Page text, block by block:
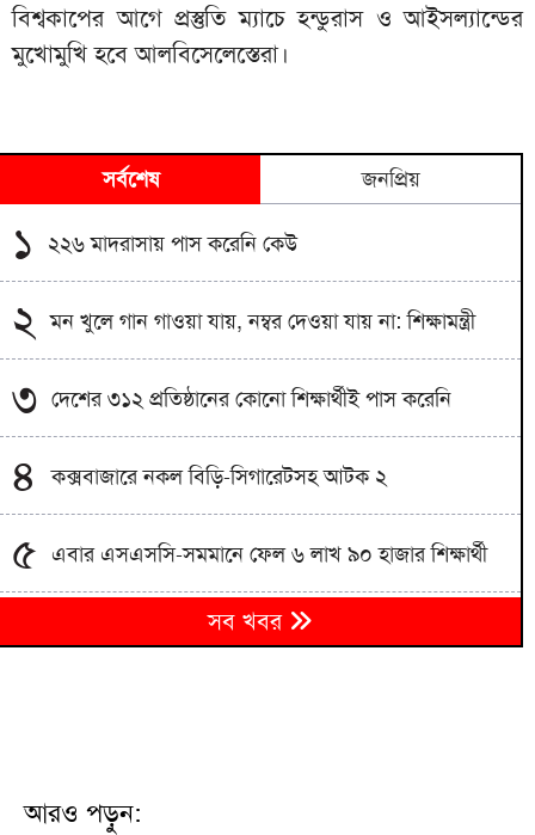
বিশ্বকাপের আগে প্রস্তুতি ম্যাচে হন্ডুরাস ও আইসল্যান্ডের
মুখোমুখি হবে আলবিসেলেস্তেরা।
সর্বশেষ জনপ্রিয়
১ ২২৬ মাদরাসায় পাস করেনি কেউ
২ মন খুলে গান গাওয়া যায়, নম্বর দেওয়া যায় না: শিক্ষামন্ত্রী
৩ দেশের ৩১২ প্রতিষ্ঠানের কোনো শিক্ষার্থীই পাস করেনি
৪ কক্সবাজারে নকল বিড়ি-সিগারেটসহ আটক ২
৫ এবার এসএসসি-সমমানে ফেল ৬ লাখ ৯০ হাজার শিক্ষার্থী
১০ দিনের ব্যবধানে মালদ্বীপে ৮ বাংলাদেশির মৃত্যু
সব খবর
আরও পড়ুন: